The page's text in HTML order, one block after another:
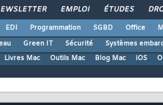
EMPLOI ÉTUDES
EDI Programmation SGBD Office
Green IT Sécurité Systèmes
Livres Mac Outils Mac Blog Mac iOS